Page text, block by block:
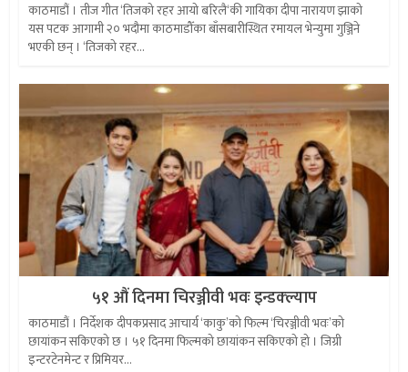
काठमाडौं । तीज गीत ‘तिजको रहर आयो बरिलै‘की गायिका दीपा नारायण झाको
यस पटक आगामी २० भदौमा काठमाडौँका बाँसबारीस्थित रमायल भेन्युमा गुञ्जिने
भएकी छन् । ‘तिजको रहर...
५१ औं दिनमा चिरञ्जीवी भवः इन्डक्ल्याप
काठमाडौं । निर्देशक दीपकप्रसाद आचार्य ‘काकु’को फिल्म ‘चिरञ्जीवी भवः’को
छायांकन सकिएको छ । ५१ दिनमा फिल्मको छायांकन सकिएको हो । जिग्री
इन्टरटेनमेन्ट र प्रिमियर...